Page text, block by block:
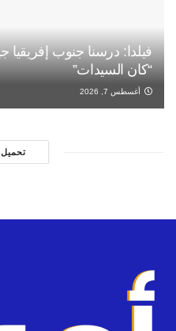
فيلدا: درسنا جنوب إفريقيا
“كان السيدات”
أغسطس 7, 2026
تحميل